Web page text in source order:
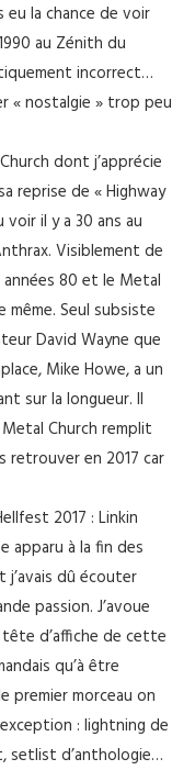
eu la chance de voir
au Zénith du
incorrect…
« nostalgie » trop peu
dont j’apprécie
reprise de « Highway
il y a 30 ans au
Visiblement de
80 et le Metal
Seul subsiste
David Wayne que
Mike Howe, a un
sur la longueur. Il
Church remplit
retrouver en 2017 car
2017 : Linkin
apparu à la fin des
dû écouter
passion. J’avoue
d’affiche de cette
qu’à être
premier morceau on
: lightning de
setlist d’anthologie…